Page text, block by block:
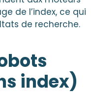
de l’index, ce qui
de recherche.
index)